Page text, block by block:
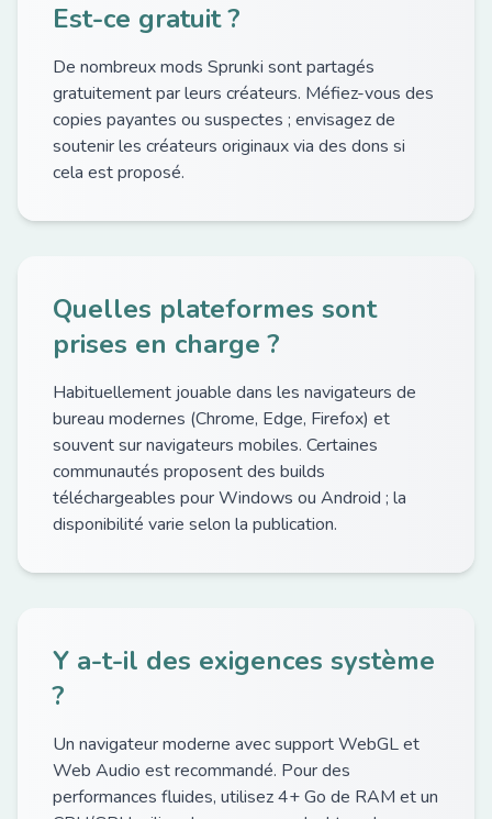
Est-ce gratuit ?
De nombreux mods Sprunki sont partagés
gratuitement par leurs créateurs. Méfiez-vous des
copies payantes ou suspectes ; envisagez de
soutenir les créateurs originaux via des dons si
cela est proposé.
Quelles plateformes sont
prises en charge ?
Habituellement jouable dans les navigateurs de
bureau modernes (Chrome, Edge, Firefox) et
souvent sur navigateurs mobiles. Certaines
communautés proposent des builds
téléchargeables pour Windows ou Android ; la
disponibilité varie selon la publication.
Y a-t-il des exigences système
?
Un navigateur moderne avec support WebGL et
Web Audio est recommandé. Pour des
performances fluides, utilisez 4+ Go de RAM et un